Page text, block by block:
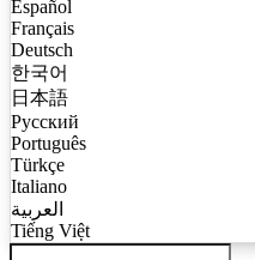
Español
Français
Deutsch
한국어
日本語
Русский
Português
Türkçe
Italiano
العربية
Tiếng Việt